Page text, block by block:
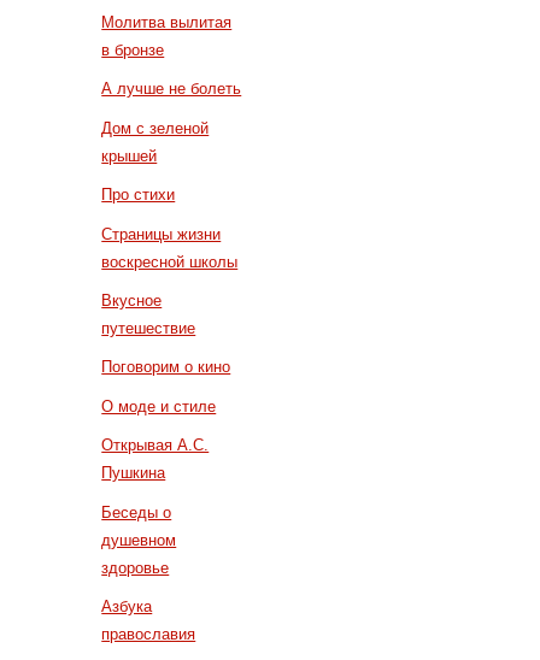
Молитва вылитая
в бронзе
А лучше не болеть
Дом с зеленой
крышей
Про стихи
Страницы жизни
воскресной школы
Вкусное
путешествие
Поговорим о кино
О моде и стиле
Открывая А.С.
Пушкина
Беседы о
душевном
здоровье
Азбука
православия